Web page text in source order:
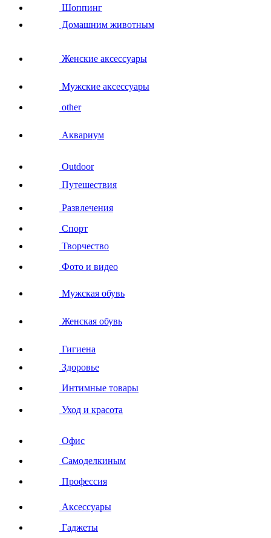
Шоппинг
Домашним животным
Женские аксессуары
Мужские аксессуары
other
Аквариум
Outdoor
Путешествия
Развлечения
Спорт
Творчество
Фото и видео
Мужская обувь
Женская обувь
Гигиена
Здоровье
Интимные товары
Уход и красота
Офис
Самоделкиным
Профессия
Аксессуары
Гаджеты